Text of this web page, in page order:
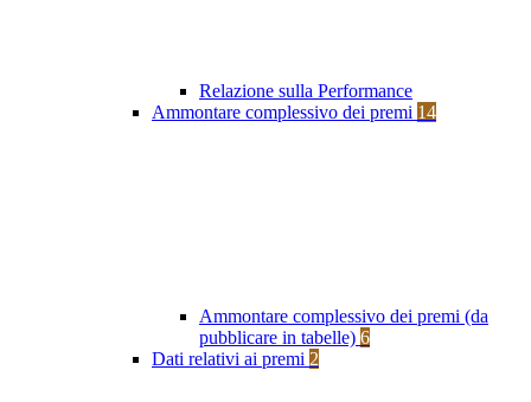
Relazione sulla Performance
Ammontare complessivo dei premi 14
Ammontare complessivo dei premi (da
pubblicare in tabelle) 6
Dati relativi ai premi 2